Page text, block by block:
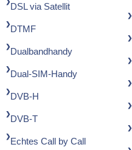
DSL via Satellit
DTMF
Dualbandhandy
Dual-SIM-Handy
DVB-H
DVB-T
Echtes Call by Call